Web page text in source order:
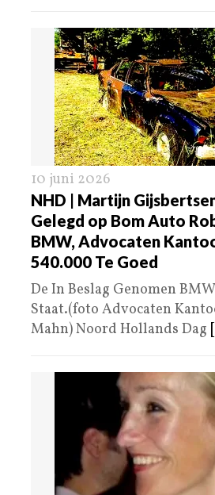
10 juni 2026
NHD | Martijn
Gelegd op Bom Auto
BMW, Advocaten
540.000 Te Goed
De In Beslag Genomen
Staat.(foto Advocaten
Mahn) Noord Hollands Dag